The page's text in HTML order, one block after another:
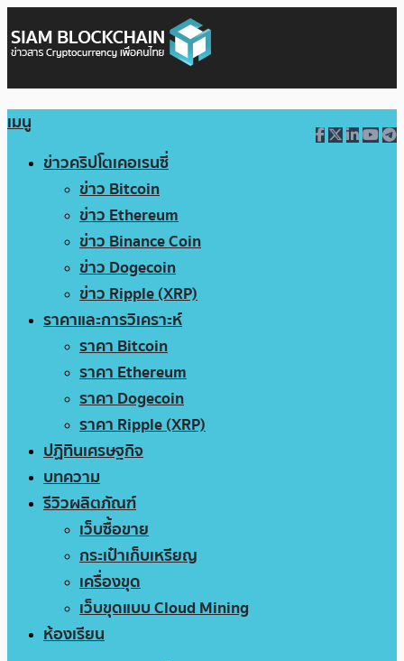
เมนู
ข่าวคริปโตเคอเรนซี่
ข่าว Bitcoin
ข่าว Ethereum
ข่าว Binance Coin
ข่าว Dogecoin
ข่าว Ripple (XRP)
ราคาและการวิเคราะห์
ราคา Bitcoin
ราคา Ethereum
ราคา Dogecoin
ราคา Ripple (XRP)
ปฏิทินเศรษฐกิจ
บทความ
รีวิวผลิตภัณฑ์
เว็บซื้อขาย
กระเป๋าเก็บเหรียญ
เครื่องขุด
เว็บขุดแบบ Cloud Mining
ห้องเรียน